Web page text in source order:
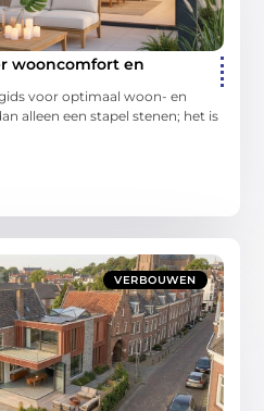
wooncomfort en
voor optimaal woon- en
alleen een stapel stenen; het is
VERBOUWEN